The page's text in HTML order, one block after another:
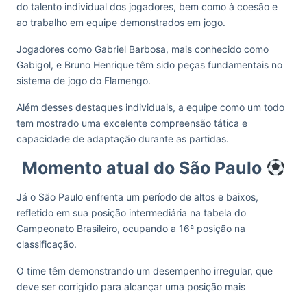
do talento individual dos jogadores, bem como à coesão e
ao trabalho em equipe demonstrados em jogo.
Jogadores como Gabriel Barbosa, mais conhecido como
Gabigol, e Bruno Henrique têm sido peças fundamentais no
sistema de jogo do Flamengo.
Além desses destaques individuais, a equipe como um todo
tem mostrado uma excelente compreensão tática e
capacidade de adaptação durante as partidas.
Momento atual do São Paulo
Já o São Paulo enfrenta um período de altos e baixos,
refletido em sua posição intermediária na tabela do
Campeonato Brasileiro, ocupando a 16ª posição na
classificação.
O time têm demonstrando um desempenho irregular, que
deve ser corrigido para alcançar uma posição mais